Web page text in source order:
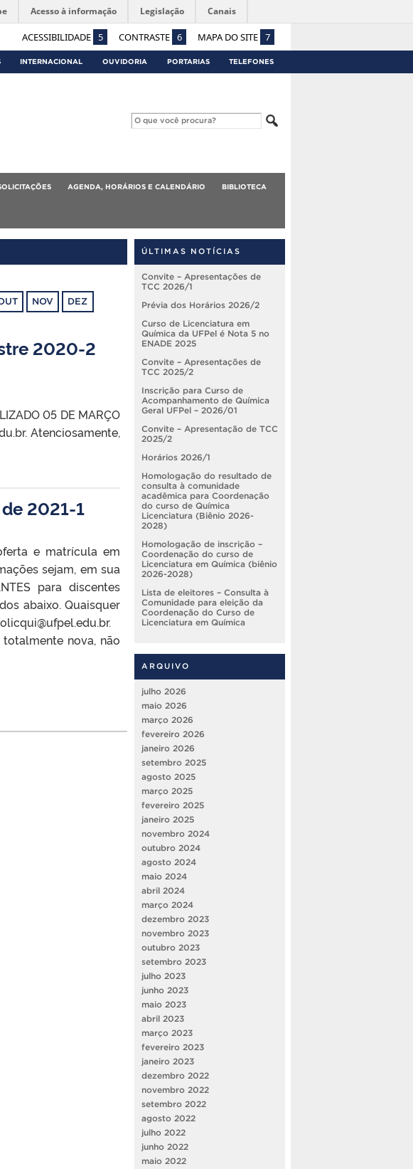
ACESSIBILIDADE 5 CONTRASTE 6 MAPA DO SITE 7
Acesso à informação Legislação Canais
INTERNACIONAL OUVIDORIA PORTARIAS TELEFONES
AGENDA, HORÁRIOS E CALENDÁRIO BIBLIOTECA
NOV DEZ
2020-2
05 DE MARÇO
Atenciosamente,
2021-1
e matrícula em
sejam, em sua
para discentes
abaixo. Quaisquer
nova, não
ÚLTIMAS NOTÍCIAS
Convite – Apresentações de
TCC 2026/1
Prévia dos Horários 2026/2
Curso de Licenciatura em
Química da UFPel é Nota 5 no
ENADE 2025
Convite – Apresentações de
TCC 2025/2
Inscrição para Curso de
Acompanhamento de Química
Geral UFPel – 2026/01
Convite – Apresentação de TCC
2025/2
Horários 2026/1
Homologação do resultado de
consulta à comunidade
acadêmica para Coordenação
do curso de Química
Licenciatura (Biênio 2026-
2028)
Homologação de inscrição –
Coordenação do curso de
Licenciatura em Química (biênio
2026-2028)
Lista de eleitores – Consulta à
Comunidade para eleição da
Coordenação do Curso de
Licenciatura em Química
ARQUIVO
julho 2026
maio 2026
março 2026
fevereiro 2026
janeiro 2026
setembro 2025
agosto 2025
março 2025
fevereiro 2025
janeiro 2025
novembro 2024
outubro 2024
agosto 2024
maio 2024
abril 2024
março 2024
dezembro 2023
novembro 2023
outubro 2023
setembro 2023
julho 2023
junho 2023
maio 2023
abril 2023
março 2023
fevereiro 2023
janeiro 2023
dezembro 2022
novembro 2022
setembro 2022
agosto 2022
julho 2022
junho 2022
maio 2022